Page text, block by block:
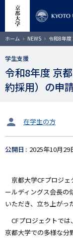
コ
ン
テ
ツ
に
移
ホーム NEWS 令和8年度
学生支援
令和8年度 京
約採用）の申
タ
ッ
在学生の方
公開日 2025年10月29
京都大学CFプロジェ
ールディングス会長の
いただき、立ち上がっ
CFプロジェクトでは
京都大学での多様な分